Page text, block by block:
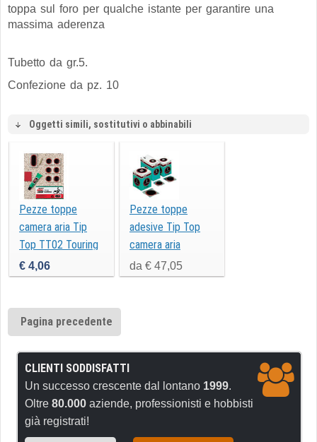
toppa sul foro per qualche istante per garantire una
massima aderenza
Tubetto da gr.5.
Confezione da pz. 10
Oggetti simili, sostitutivi o abbinabili
Pezze toppe
camera aria Tip
Top TT02 Touring
- Kit riparazione
foratura
€ 4,06
Pezze toppe
adesive Tip Top
camera aria
da € 47,05
Pagina precedente
CLIENTI SODDISFATTI
Un successo crescente dal lontano 1999.
Oltre 80.000 aziende, professionisti e hobbisti
già registrati!